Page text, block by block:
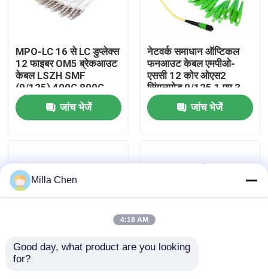
हमारे बारे में
कारखाना भ्रमण
गुणवत्ता नियंत्रण
संपर्क करें
मामलों
MPO-LC 16 से LC डुप्लेक्स
12 फाइबर OM5 ब्रेकआउट
केबल LSZH SMF
(9/125) 400G 800G
नेटवर्क
जांच भेजें
नेटवर्क समाधान ऑप्टिकल
फनआउट केबल एमपीओ-
एससी 12 कोर ओएस2
सिंगलमोड 9/125 1 एम 3
एम 5 एम टाइप ए एमपीओ
ब्रेकआउट फाइबर पैच कॉर्ड
जांच भेजें
MPO-SC 16फाइबर
Milla Chen
4:18 AM
Good day, what product are you looking
for?